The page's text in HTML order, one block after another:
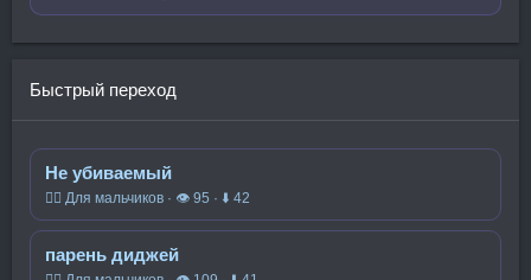
Быстрый переход
Не убиваемый
🧍‍♂️ Для мальчиков · 👁 95 · ⬇ 42
парень диджей